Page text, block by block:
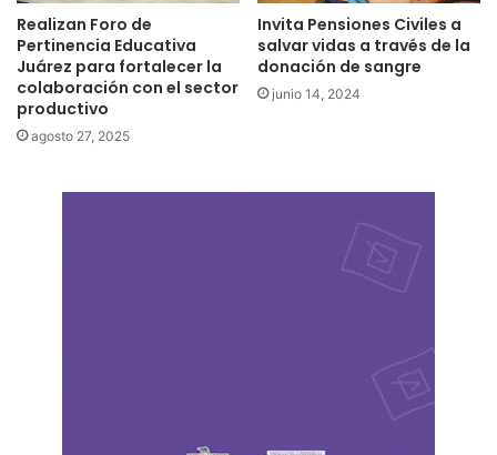
Realizan Foro de
Pertinencia Educativa
Juárez para fortalecer la
colaboración con el sector
productivo
agosto 27, 2025
Invita Pensiones Civiles a
salvar vidas a través de la
donación de sangre
junio 14, 2024